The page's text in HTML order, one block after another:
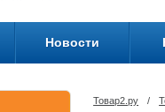
Новости
Товар2.ру /